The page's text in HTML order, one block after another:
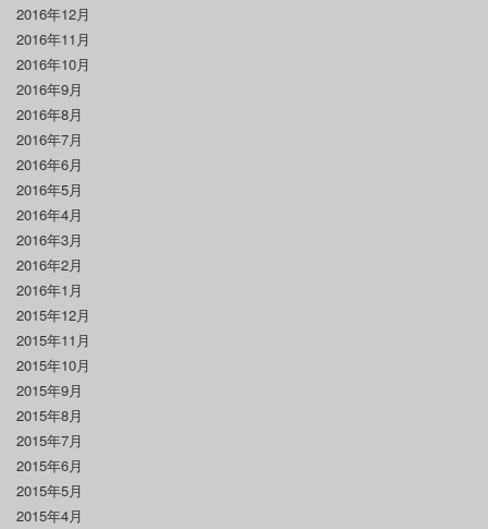
2016年12月
2016年11月
2016年10月
2016年9月
2016年8月
2016年7月
2016年6月
2016年5月
2016年4月
2016年3月
2016年2月
2016年1月
2015年12月
2015年11月
2015年10月
2015年9月
2015年8月
2015年7月
2015年6月
2015年5月
2015年4月